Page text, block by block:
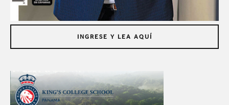
INGRESE Y LEA AQUÍ